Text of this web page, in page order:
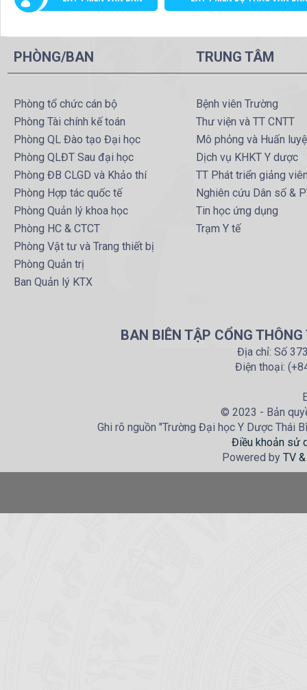
PHÒNG/BAN
Phòng tổ chức cán bộ
Phòng Tài chính kế toán
Phòng QL Đào tạo Đại học
Phòng QLĐT Sau đại học
Phòng ĐB CLGD và Khảo thí
Phòng Hợp tác quốc tế
Phòng Quản lý khoa học
Phòng HC & CTCT
Phòng Vật tư và Trang thiết bị
Phòng Quản trị
Ban Quản lý KTX
TRUNG TÂM
Bệnh viên Trường
Thư viện và TT CNTT
Mô phỏng và Huấn
Dịch vụ KHKT Y dược
TT Phát triển giảng
Nghiên cứu Dân số &
Tin học ứng dụng
Trạm Y tế
BAN BIÊN TẬP CỔNG
Địa chỉ: Số
Điện thoại:
© 2023 - Bản
Ghi rõ nguồn "Trường Đại học Y Dược Thái
Điều khoản sử
Powered by TV